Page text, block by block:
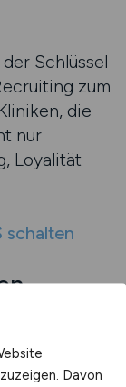
Schlüssel
zum
die
nur
Loyalität
schalten
als ein
Davon